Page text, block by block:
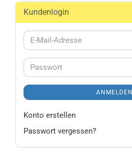
Kundenlogin
E-
Mail-
Passwort
ANMELDEN
Konto erstellen
Passwort vergessen?